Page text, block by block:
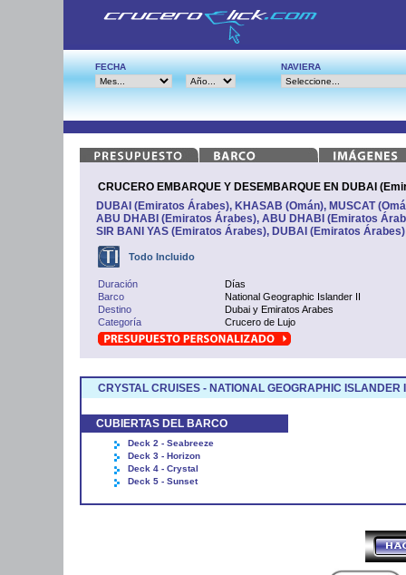
FECHA NAVIERA
CRUCERO EMBARQUE Y DESEMBARQUE EN DUBAI
DUBAI (Emiratos Árabes), KHASAB (Omán), MUSCAT
ABU DHABI (Emiratos Árabes), ABU DHABI (Emiratos
SIR BANI YAS (Emiratos Árabes), DUBAI (Emiratos Árabes)
Todo Incluido
Duración
Días
Barco
National Geographic Islander II
Destino
Dubai y Emiratos Arabes
Categoría
Crucero de Lujo
CRYSTAL CRUISES - NATIONAL GEOGRAPHIC ISLANDER
CUBIERTAS DEL BARCO
Deck 2 - Seabreeze
Deck 3 - Horizon
Deck 4 - Crystal
Deck 5 - Sunset